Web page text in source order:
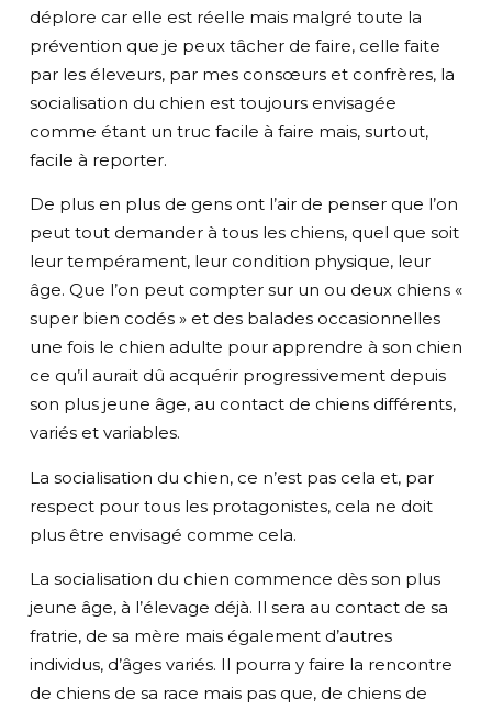
déplore car elle est réelle mais malgré toute la
prévention que je peux tâcher de faire, celle faite
par les éleveurs, par mes consœurs et confrères, la
socialisation du chien est toujours envisagée
comme étant un truc facile à faire mais, surtout,
facile à reporter.
De plus en plus de gens ont l’air de penser que l’on
peut tout demander à tous les chiens, quel que soit
leur tempérament, leur condition physique, leur
âge. Que l’on peut compter sur un ou deux chiens «
super bien codés » et des balades occasionnelles
une fois le chien adulte pour apprendre à son chien
ce qu’il aurait dû acquérir progressivement depuis
son plus jeune âge, au contact de chiens différents,
variés et variables.
La socialisation du chien, ce n’est pas cela et, par
respect pour tous les protagonistes, cela ne doit
plus être envisagé comme cela.
La socialisation du chien commence dès son plus
jeune âge, à l’élevage déjà. Il sera au contact de sa
fratrie, de sa mère mais également d’autres
individus, d’âges variés. Il pourra y faire la rencontre
de chiens de sa race mais pas que, de chiens de